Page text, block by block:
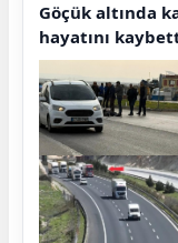
Göçük altında
hayatını